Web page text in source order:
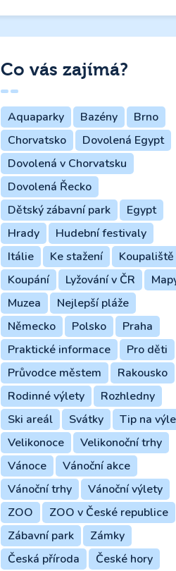
Co vás zajímá?
Aquaparky Bazény
Brno
Chorvatsko
Dovolená Egypt
Dovolená v Chorvatsku
Dovolená Řecko
Dětský zábavní park
Egypt
Hrady
Hudební festivaly
Itálie
Ke stažení
Koupaliště
Koupání
Lyžování v ČR
Muzea
Nejlepší pláže
Německo
Polsko
Praha
Praktické informace
Pro děti
Průvodce městem
Rakousko
Rodinné výlety
Rozhledny
Ski areál
Svátky
Tip na
Velikonoce
Velikonoční trhy
Vánoce
Vánoční akce
Vánoční trhy
Vánoční výlety
ZOO
ZOO v České republice
Zábavní park
Zámky
Česká příroda
České hory